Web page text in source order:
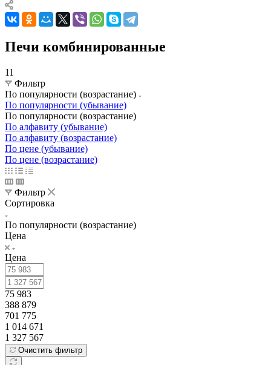
Печи комбинированные
11
Фильтр
По популярности (возрастание)
По популярности (убывание)
По популярности (возрастание)
По алфавиту (убывание)
По алфавиту (возрастание)
По цене (убывание)
По цене (возрастание)
Фильтр
Сортировка
По популярности (возрастание)
Цена
Цена
75 983
388 879
701 775
1 014 671
1 327 567
Очистить фильтр